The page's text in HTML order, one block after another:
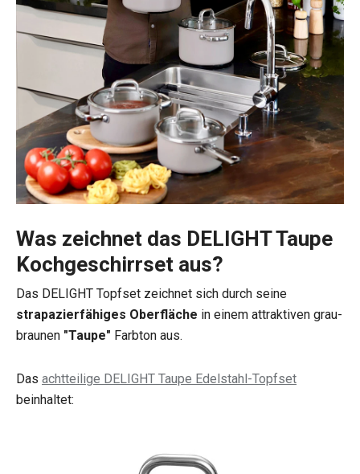
Was zeichnet das DELIGHT Taupe
Kochgeschirrset aus?
Das DELIGHT Topfset zeichnet sich durch seine
strapazierfähiges Oberfläche in einem attraktiven grau-
braunen "Taupe" Farbton aus.
Das achtteilige DELIGHT Taupe Edelstahl-Topfset
beinhaltet: